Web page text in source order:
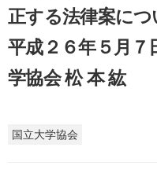
正する法律案につ
平成２６年５月７
学協会 松 本 紘
国立大学協会